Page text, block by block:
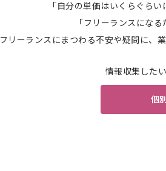
「自分の単価はいくらぐら
「フリーランスにな
フリーランスにまつわる不安や疑問に、
情報収集した
個